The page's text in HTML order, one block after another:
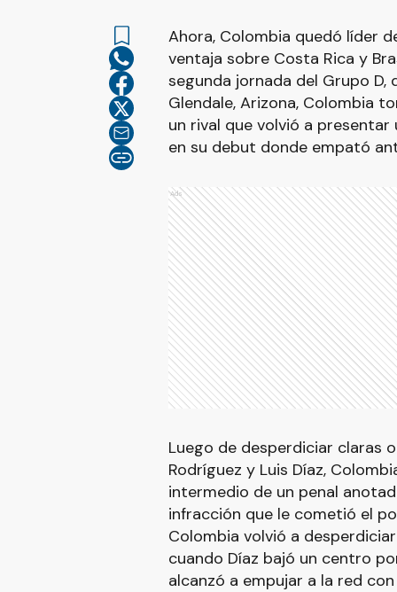
Ahora, Colombia quedó líder
ventaja sobre Costa Rica y
segunda jornada del Grupo
Glendale, Arizona, Colombia
un rival que volvió a
en su debut donde empató
Ads
Luego de desperdiciar claras
Rodríguez y Luis Díaz,
intermedio de un penal
infracción que le cometió el
Colombia volvió a
cuando Díaz bajó un centro
alcanzó a empujar a la red